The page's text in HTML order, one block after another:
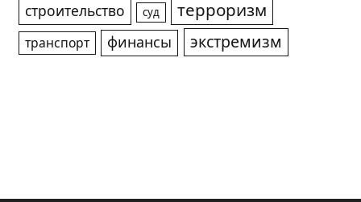
строительство суд терроризм
транспорт финансы экстремизм